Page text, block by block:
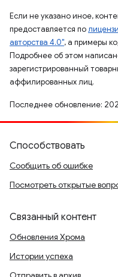
Если не указано иное,
предоставляется по
авторства 4.0", а примеры
Подробнее об этом
зарегистрированный
аффилированных лиц.
Последнее обновление:
Способствовать
Сообщить об ошибке
Посмотреть открытые
Связанный контент
Обновления Хрома
Истории успеха